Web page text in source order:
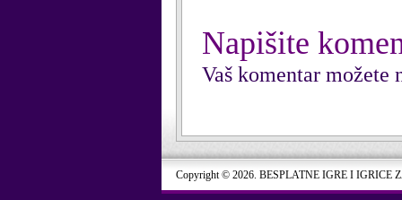
Napišite
Vaš komentar možete
Copyright © 2026. BESPLATNE IGRE I IGRICE